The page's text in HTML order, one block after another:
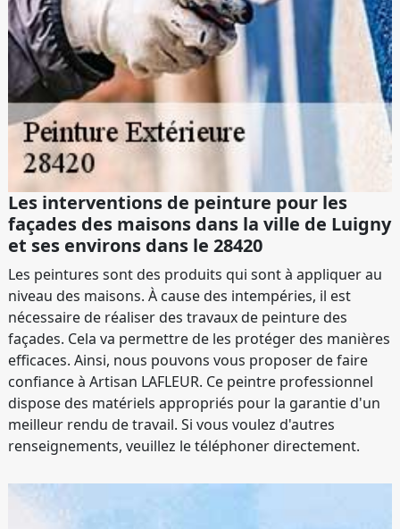
Les interventions de peinture pour les
façades des maisons dans la ville de Luigny
et ses environs dans le 28420
Les peintures sont des produits qui sont à appliquer au
niveau des maisons. À cause des intempéries, il est
nécessaire de réaliser des travaux de peinture des
façades. Cela va permettre de les protéger des manières
efficaces. Ainsi, nous pouvons vous proposer de faire
confiance à Artisan LAFLEUR. Ce peintre professionnel
dispose des matériels appropriés pour la garantie d'un
meilleur rendu de travail. Si vous voulez d'autres
renseignements, veuillez le téléphoner directement.